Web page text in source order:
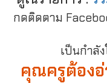
กดติดตาม
เป็นกำลัง
คุณครูต้อง